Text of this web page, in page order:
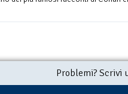
Problemi? Scrivi